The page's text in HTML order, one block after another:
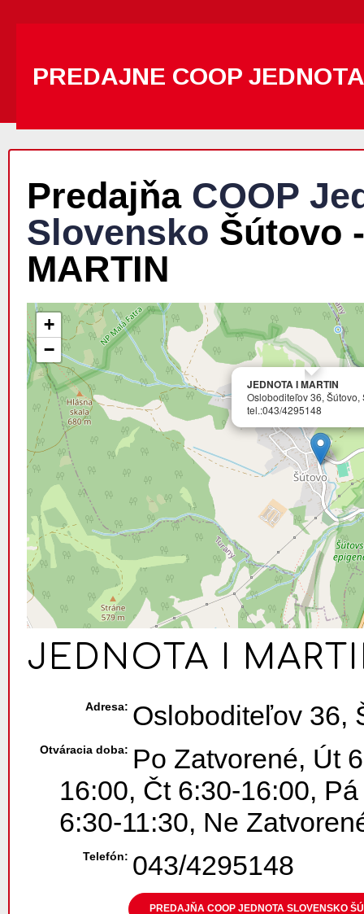
PREDAJNE COOP
Predajňa COOP
Slovensko Šútovo
MARTIN
JEDNOTA I MARTIN
Osloboditeľov 36, Šútovo,
tel.:043/4295148
+
−
JEDNOTA I
Adresa: Osloboditeľov 36,
Otváracia doba: Po Zatvorené, Út
16:00, Čt 6:30-16:00,
6:30-11:30, Ne
Telefón: 043/4295148
PREDAJŇA COOP JEDNOTA SLOVENSKO